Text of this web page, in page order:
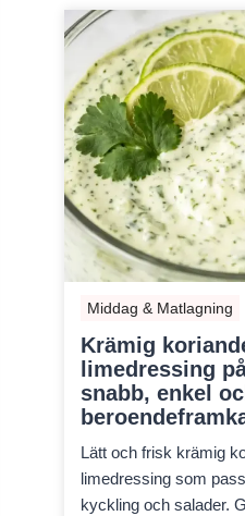
Middag & Matlagning
Krämig
limedressing
snabb, enkel
Lätt och frisk krämig
limedressing som
kyckling och salader.